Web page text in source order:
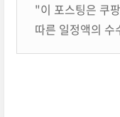
"이 포스팅은 쿠
따른 일정액의